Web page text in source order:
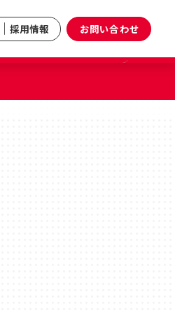
採用情報 お問い合わせ